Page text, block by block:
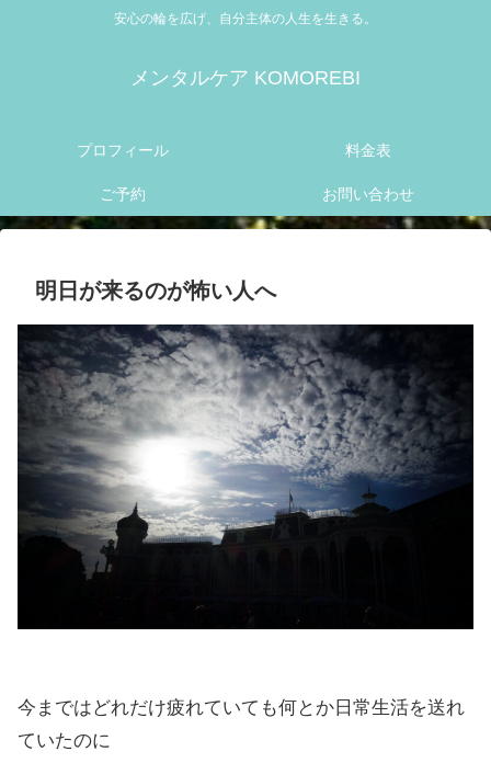
安心の輪を広げ、自分主体の人生を生きる。
メンタルケア KOMOREBI
プロフィール 料金表
ご予約 お問い合わせ
明日が来るのが怖い人へ
今まではどれだけ疲れていても何とか日常生活を送れ
ていたのに